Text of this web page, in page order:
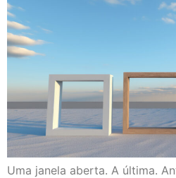
Uma janela aberta. A última.